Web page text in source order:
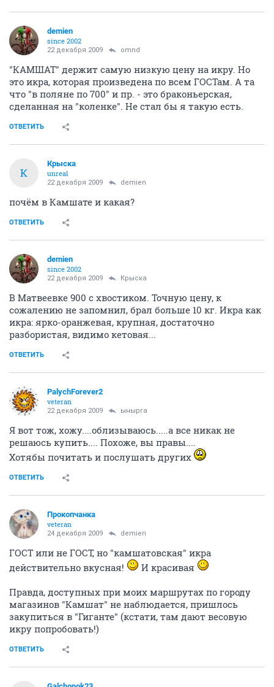
demien
since 2002
22 декабря 2009 omnd
"КАМШАТ" держит самую низкую цену на икру. Но
это икра, которая произведена по всем ГОСТам. А та
что "в поляне по 700" и пр. - это браконьерская,
сделанная на "коленке". Не стал бы я такую есть.
ОТВЕТИТЬ
К
Крыска
unreal
22 декабря 2009 demien
почём в Камшате и какая?
ОТВЕТИТЬ
demien
since 2002
22 декабря 2009 Крыска
В Матвеевке 900 с хвостиком. Точную цену, к
сожалению не запомнил, брал больше 10 кг. Икра как
икра: ярко-оранжевая, крупная, достаточно
разбористая, видимо кетовая...
ОТВЕТИТЬ
PalychForever2
veteran
22 декабря 2009 ынырга
Я вот тож, хожу....облизываюсь.....а все никак не
решаюсь купить.... Похоже, вы правы....
Хотябы почитать и послушать других
ОТВЕТИТЬ
Прокопчанка
veteran
24 декабря 2009 demien
ГОСТ или не ГОСТ, но "камшатовская" икра
действительно вкусная!
И красивая
Правда, доступных при моих маршрутах по городу
магазинов "Камшат" не наблюдается, пришлось
закупиться в "Гиганте" (кстати, там дают весовую
икру попробовать!)
ОТВЕТИТЬ